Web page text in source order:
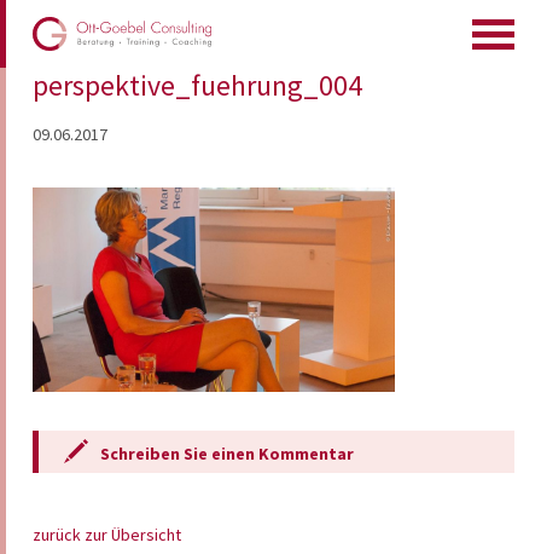
perspektive_fuehrung_004
09.06.2017
Schreiben Sie einen Kommentar
zurück zur Übersicht